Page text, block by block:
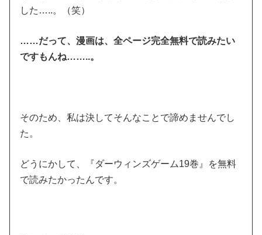
した…..。（笑）
……だって、漫画は、全ページ完全無料で読みたい
ですもんね……..。
そのため、私は決してそんなことで諦めませんでし
た。
どうにかして、『ダーウィンズゲーム19巻』を無料
で読みたかったんです。